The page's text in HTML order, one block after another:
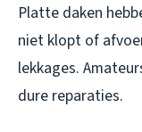
Platte daken
niet klopt of
lekkages.
dure reparaties.